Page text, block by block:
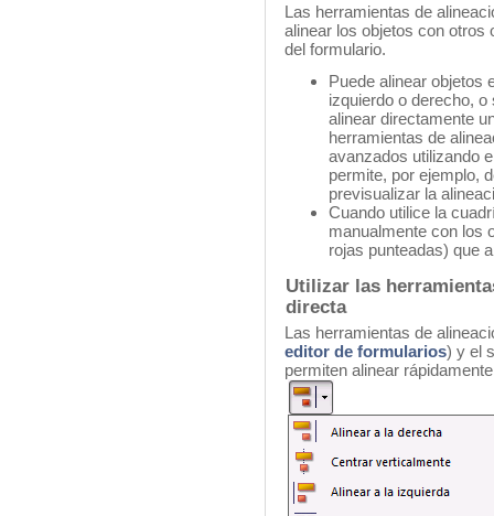
Las herramientas de
alinear los objetos con otros
del formulario.
Puede alinear objetos
izquierdo o derecho,
alinear directamente
herramientas de
avanzados utilizando
permite, por ejemplo,
previsualizar la
Cuando utilice la
manualmente con los
rojas punteadas) que
Utilizar las
directa
Las herramientas de
editor de formularios) y el
permiten alinear